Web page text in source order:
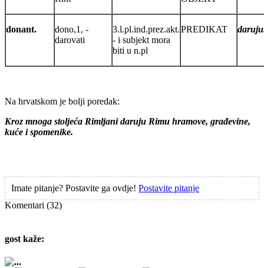
donant.
dono,1, -
darovati
3.l.pl.ind.prez.akt.
- i subjekt mora
biti u n.pl
PREDIKAT
Na hrvatskom je bolji poredak:
Kroz mnoga stoljeća Rimljani daruju Rimu hramove, građevine,
kuće i spomenike.
Imate pitanje? Postavite ga ovdje! Postavite pitanje
Komentari (32)
gost kaže:
...